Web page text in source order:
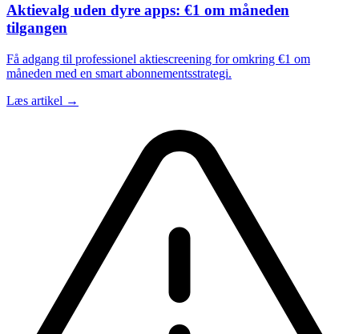
Aktievalg uden dyre apps: €1 om måneden
tilgangen
Få adgang til professionel aktiescreening for omkring €1 om
måneden med en smart abonnementsstrategi.
Læs artikel →